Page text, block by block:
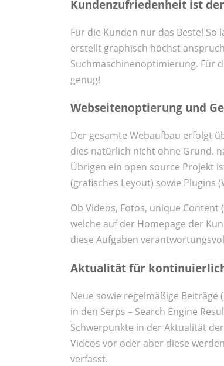
Kundenzufriedenheit ist
Für die Kunden nur das Beste!
erstellt graphisch höchst
Suchmaschinenoptimierung. Für
genug!
Webseitenoptierung und
Der gesamte Webaufbau erfolgt
dies natürlich nicht ohne Grund.
Übrigen ein open source Projekt
(grafisches Leyout) sowie Plugins
Ob Videos, Fotos, unique
welche auf der Homepage der
diese Aufgaben
Aktualität für
Neue sowie regelmäßige
in den Serps – Search Engine
Schwerpunkte in der Aktualität
Videos vor oder aber diese
verfasst.